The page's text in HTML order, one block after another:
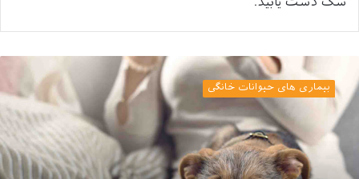
سگ دست‌ یابید.
رحم؛
بیماری
شایع
ماده
بیماری های حیوانات خانگی